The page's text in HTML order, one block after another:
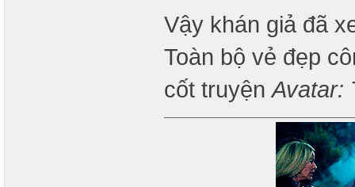
Vậy khán giả đã
Toàn bộ vẻ đẹp
cốt truyệnAvatar: